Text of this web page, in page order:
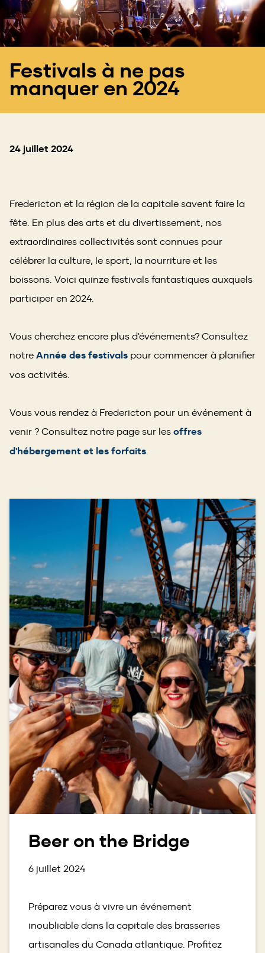
Festivals à ne pas
manquer en 2024
24 juillet 2024
Fredericton et la région de la capitale savent faire la
fête. En plus des arts et du divertissement, nos
extraordinaires collectivités sont connues pour
célébrer la culture, le sport, la nourriture et les
boissons. Voici quinze festivals fantastiques auxquels
participer en 2024.
Vous cherchez encore plus d'événements? Consultez
notre Année des festivals pour commencer à planifier
vos activités.
Vous vous rendez à Fredericton pour un événement à
venir ? Consultez notre page sur les offres
d'hébergement et les forfaits.
Beer on the Bridge
6 juillet 2024
Préparez vous à vivre un événement
inoubliable dans la capitale des brasseries
artisanales du Canada atlantique. Profitez